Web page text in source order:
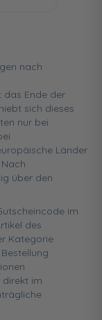
nach
das Ende der
sich dieses
nur bei
Länder
über den
im
des
Kategorie
direkt im